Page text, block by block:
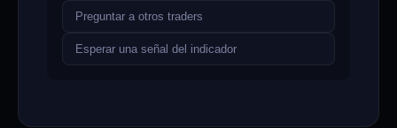
Preguntar a otros traders
Esperar una señal del indicador